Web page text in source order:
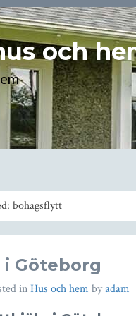
och
bohagsflytt
Göteborg
inHus och hem byadam